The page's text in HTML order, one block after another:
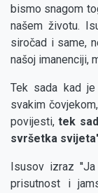
bismo snagom
našem životu.
siročad i same,
našoj imanenciji,
Tek sada kad
svakim
povijesti,tek
svršetka
Isusov izraz
prisutnost i